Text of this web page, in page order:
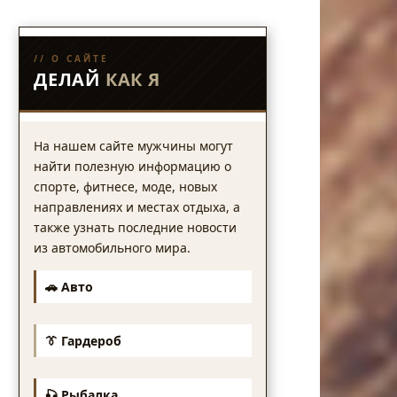
// О САЙТЕ
ДЕЛАЙ КАК Я
На нашем сайте мужчины могут
найти полезную информацию о
спорте, фитнесе, моде, новых
направлениях и местах отдыха, а
также узнать последние новости
из автомобильного мира.
🚗 Авто
👔 Гардероб